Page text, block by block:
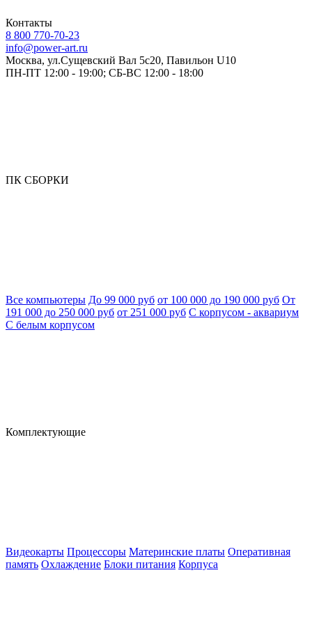
Контакты
8 800 770-70-23
info@power-art.ru
Москва, ул.Сущевский Вал 5с20, Павильон U10
ПН-ПТ 12:00 - 19:00; СБ-ВС 12:00 - 18:00
ПК СБОРКИ
Все компьютеры До 99 000 руб от 100 000 до 190 000 руб От
191 000 до 250 000 руб от 251 000 руб С корпусом - аквариум
С белым корпусом
Комплектующие
Видеокарты Процессоры Материнские платы Оперативная
память Охлаждение Блоки питания Корпуса